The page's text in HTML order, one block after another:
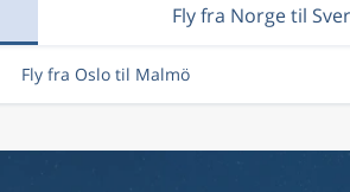
Fly fra Norge til
Fly fra Oslo til Malmö